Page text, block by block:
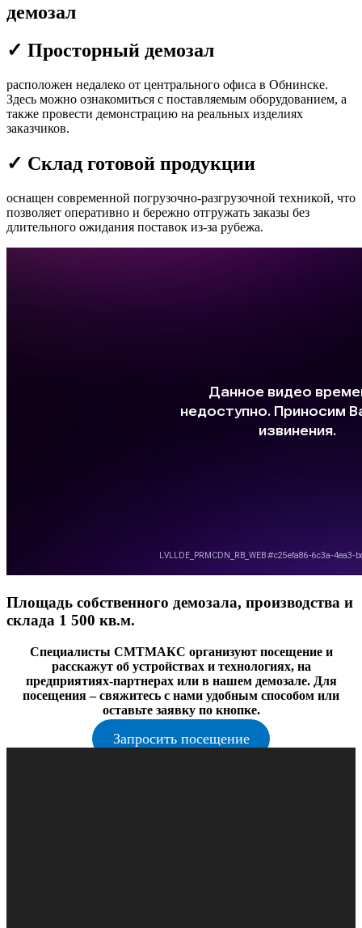
демозал
✓ Просторный демозал
расположен недалеко от центрального офиса в Обнинске.
Здесь можно ознакомиться с поставляемым оборудованием, а
также провести демонстрацию на реальных изделиях
заказчиков.
✓ Склад готовой продукции
оснащен современной погрузочно-разгрузочной техникой, что
позволяет оперативно и бережно отгружать заказы без
длительного ожидания поставок из-за рубежа.
Площадь собственного демозала, производства и
склада 1 500 кв.м.
Специалисты СМТМАКС организуют посещение и
расскажут об устройствах и технологиях, на
предприятиях-партнерах или в нашем демозале. Для
посещения – свяжитесь с нами удобным способом или
оставьте заявку по кнопке.
Запросить посещение